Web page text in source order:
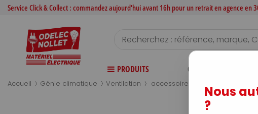
Service Click & Collect : commandez aujourd'hui avant 16h pour un retrait en agence en
PRODUITS CATALOGUES
Accueil > Génie climatique > Ventilation > accessoires
Nous
?